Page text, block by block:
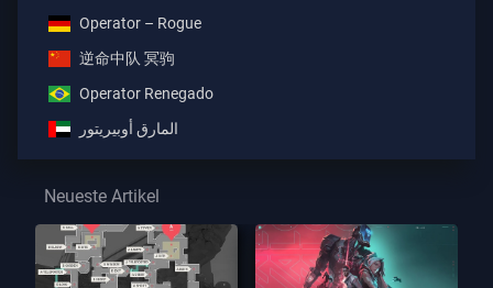
Operator – Rogue
逆命中队 冥驹
Operator Renegado
المارق أوبيريتور
Neueste Artikel